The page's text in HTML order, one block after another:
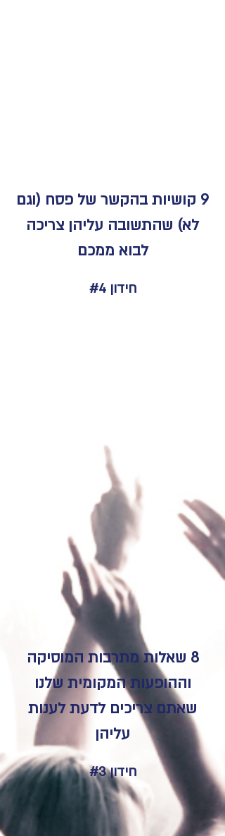
9 קושיות בהקשר של פסח (וגם
לא) שהתשובה עליהן צריכה
לבוא ממכם
חידון #4
8 שאלות מתרבות המוסיקה
וההופעות המקומית שלנו
שאתם צריכים לדעת לענות
עליהן
חידון #3